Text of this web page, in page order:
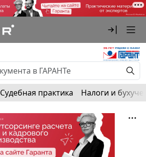
Судебная практика Налоги и